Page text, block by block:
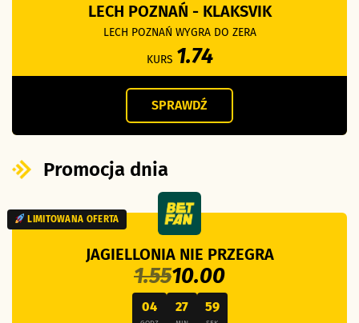
LECH POZNAŃ - KLAKSVIK
LECH POZNAŃ WYGRA DO ZERA
KURS 1.74
SPRAWDŹ
Promocja dnia
LIMITOWANA OFERTA
JAGIELLONIA NIE PRZEGRA
1.5510.00
04 27 58